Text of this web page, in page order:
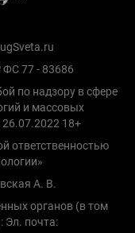
77 - 83686
по надзору в сфере
и массовых
18+
ответственностью
А. В.
органов (в том
Эл. почта: